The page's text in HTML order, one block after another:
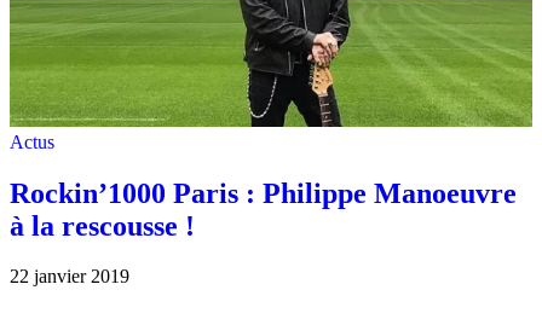
Actus
Rockin’1000 Paris : Philippe Manoeuvre
à la rescousse !
22 janvier 2019